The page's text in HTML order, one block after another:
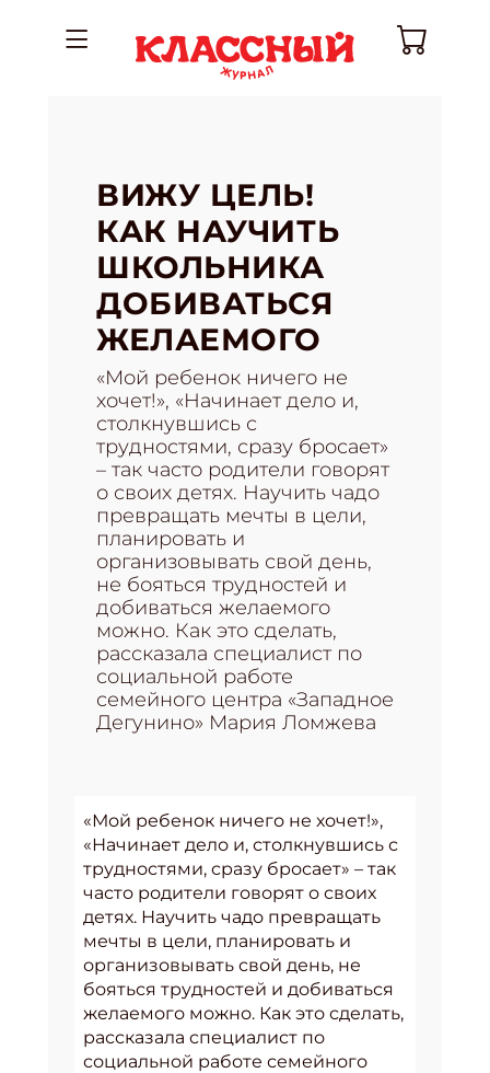
ВИЖУ ЦЕЛЬ!
КАК НАУЧИТЬ
ШКОЛЬНИКА
ДОБИВАТЬСЯ
ЖЕЛАЕМОГО
«Мой ребенок ничего не
хочет!», «Начинает дело и,
столкнувшись с
трудностями, сразу бросает»
– так часто родители говорят
о своих детях. Научить чадо
превращать мечты в цели,
планировать и
организовывать свой день,
не бояться трудностей и
добиваться желаемого
можно. Как это сделать,
рассказала специалист по
социальной работе
семейного центра «Западное
Дегунино» Мария Ломжева
«Мой ребенок ничего не хочет!»,
«Начинает дело и, столкнувшись с
трудностями, сразу бросает» – так
часто родители говорят о своих
детях. Научить чадо превращать
мечты в цели, планировать и
организовывать свой день, не
бояться трудностей и добиваться
желаемого можно. Как это сделать,
рассказала специалист по
социальной работе семейного